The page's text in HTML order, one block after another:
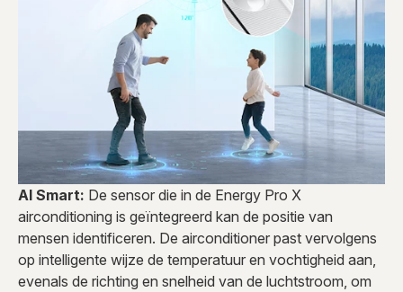
AI Smart: De sensor die in de Energy Pro X
airconditioning is geïntegreerd kan de positie van
mensen identificeren. De airconditioner past vervolgens
op intelligente wijze de temperatuur en vochtigheid aan,
evenals de richting en snelheid van de luchtstroom, om